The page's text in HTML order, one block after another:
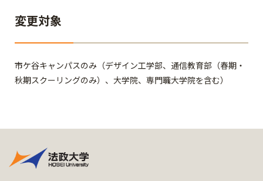
変更対象
市ケ谷キャンパスのみ（デザイン工学部、通信教育部（春期・
秋期スクーリングのみ）、大学院、専門職大学院を含む）